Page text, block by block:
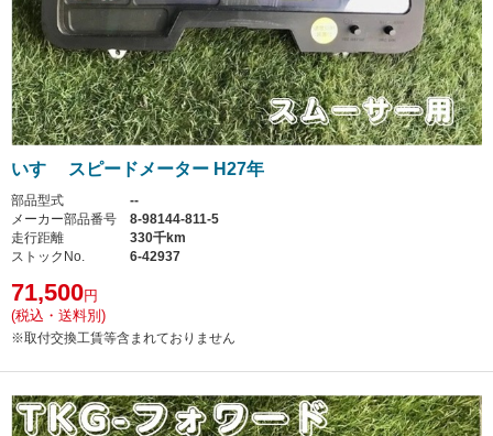
いすゞ スピードメーター H27年
部品型式
--
メーカー部品番号
8-98144-811-5
走行距離
330千km
ストックNo.
6-42937
71,500円
(税込・送料別)
※取付交換工賃等含まれておりません